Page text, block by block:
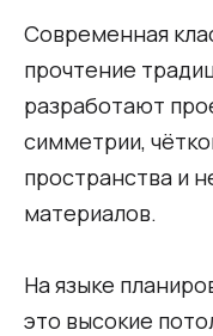
Современная
прочтение
разработают
симметрии,
пространства и
материалов.
На языке
это высокие